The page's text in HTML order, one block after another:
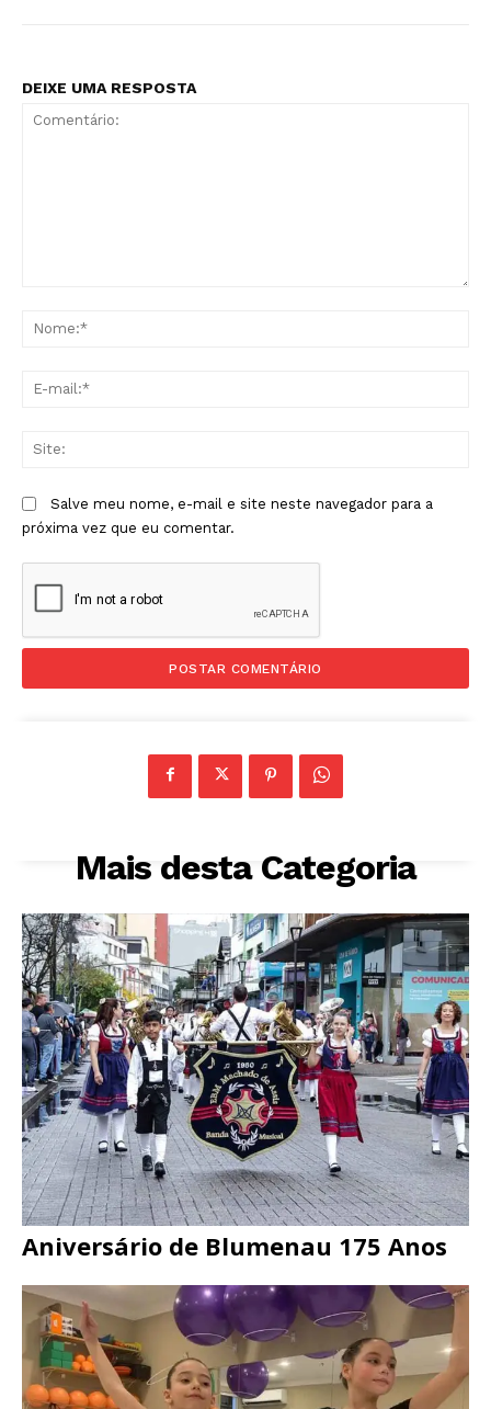
DEIXE UMA RESPOSTA
Salve meu nome, e-mail e site neste navegador para a
próxima vez que eu comentar.
Mais desta Categoria
Aniversário de Blumenau 175 Anos